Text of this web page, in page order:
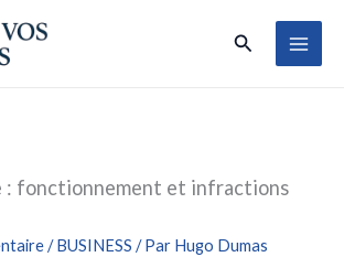
Rechercher
: fonctionnement et infractions
/BUSINESS / Par Hugo Dumas